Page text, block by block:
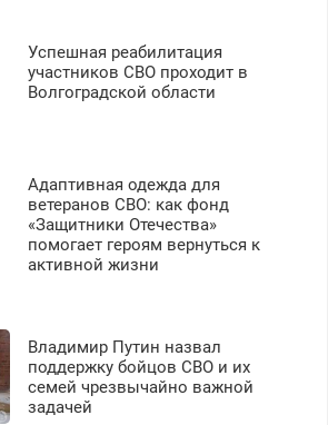
Успешная реабилитация
участников СВО проходит в
Волгоградской области
Адаптивная одежда для
ветеранов СВО: как фонд
«Защитники Отечества»
помогает героям вернуться к
активной жизни
Владимир Путин назвал
поддержку бойцов СВО и их
семей чрезвычайно важной
задачей